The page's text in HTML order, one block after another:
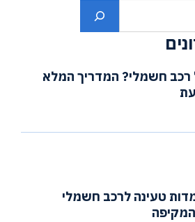
רכב חשמלי? המדריך המלא
טעינה לרכב חשמלי